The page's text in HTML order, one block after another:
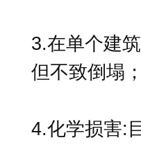
3.在单个建
但不致倒塌
4.化学损害: